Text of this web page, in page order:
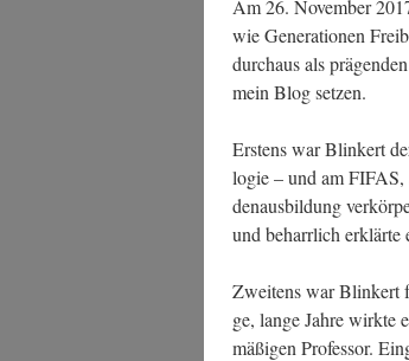
Am 26. Novem­ber
wie Gene­ra­tio­nen
durch­aus als
mein Blog setzen.
Ers­tens war Blin­kert
lo­gie – und am
den­aus­bil­dung
und beharr­lich erklär­te
Zwei­tens war Blin­kert
ge, lan­ge Jah­re wirk­te
mä­ßi­gen Pro­fes­sor.